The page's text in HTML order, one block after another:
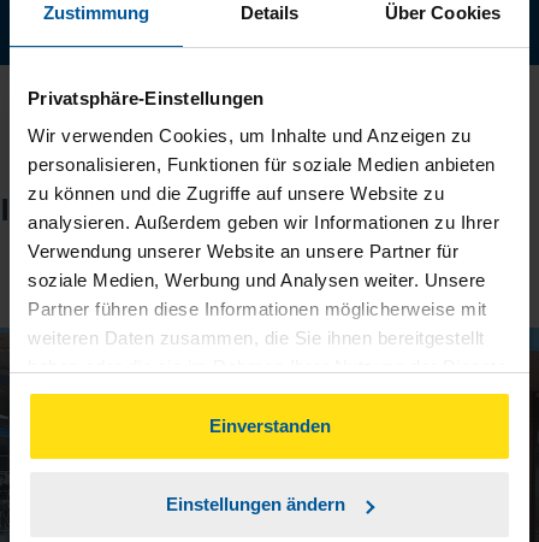
Zustimmung Details Über Cookies
Privatsphäre-Einstellungen
Wir verwenden Cookies, um Inhalte und Anzeigen zu
personalisieren, Funktionen für soziale Medien anbieten
zu können und die Zugriffe auf unsere Website zu
analysieren. Außerdem geben wir Informationen zu Ihrer
Verwendung unserer Website an unsere Partner für
soziale Medien, Werbung und Analysen weiter. Unsere
Partner führen diese Informationen möglicherweise mit
weiteren Daten zusammen, die Sie ihnen bereitgestellt
gesammelt haben. Indem Sie auf Einverstanden klicken,
können Sie der Verwendung von Cookies, gemäß
unserer
Einverstanden
Einstellungen ändern
Jetzt digital starten
Impressionen
1/2